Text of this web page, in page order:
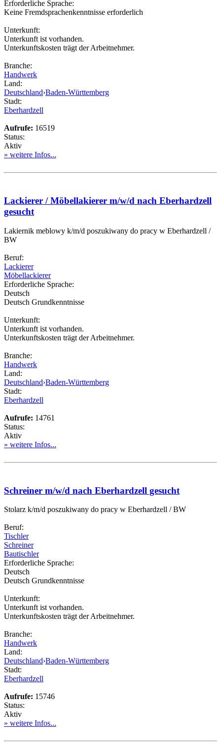
Erforderliche Sprache:
Keine Fremdsprachenkenntnisse erforderlich
Unterkunft:
Unterkunft ist vorhanden.
Unterkunftskosten trägt der Arbeitnehmer.
Branche:
Handwerk
Land:
Deutschland›Baden-Württemberg
Stadt:
Eberhardzell
Aufrufe: 16519
Status:
Aktiv
» weitere Infos...
Lackierer / Möbellakierer m/w/d nach Eberhardzell
gesucht
Lakiernik meblowy k/m/d poszukiwany do pracy w Eberhardzell /
BW
Beruf:
Lackierer
Möbellackierer
Erforderliche Sprache:
Deutsch
Deutsch Grundkenntnisse
Unterkunft:
Unterkunft ist vorhanden.
Unterkunftskosten trägt der Arbeitnehmer.
Branche:
Handwerk
Land:
Deutschland›Baden-Württemberg
Stadt:
Eberhardzell
Aufrufe: 14761
Status:
Aktiv
» weitere Infos...
Schreiner m/w/d nach Eberhardzell gesucht
Stolarz k/m/d poszukiwany do pracy w Eberhardzell / BW
Beruf:
Tischler
Schreiner
Bautischler
Erforderliche Sprache:
Deutsch
Deutsch Grundkenntnisse
Unterkunft:
Unterkunft ist vorhanden.
Unterkunftskosten trägt der Arbeitnehmer.
Branche:
Handwerk
Land:
Deutschland›Baden-Württemberg
Stadt:
Eberhardzell
Aufrufe: 15746
Status:
Aktiv
» weitere Infos...